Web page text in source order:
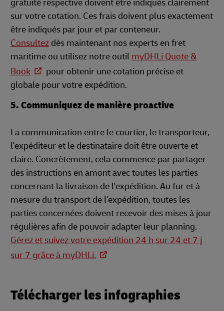
gratuité respective doivent être indiqués clairement
sur votre cotation. Ces frais doivent plus exactement
être indiqués par jour et par conteneur.
Consultez dès maintenant nos experts en fret
maritime ou utilisez notre outil myDHLi Quote &
Book
pour obtenir une cotation précise et
globale pour votre expédition.
5. Communiquez de manière proactive
La communication entre le courtier, le transporteur,
l'expéditeur et le destinataire doit être ouverte et
claire. Concrètement, cela commence par partager
des instructions en amont avec toutes les parties
concernant la livraison de l'expédition. Au fur et à
mesure du transport de l'expédition, toutes les
parties concernées doivent recevoir des mises à jour
régulières afin de pouvoir adapter leur planning.
Gérez et suivez votre expédition 24 h sur 24 et 7 j
sur 7 grâce à myDHLi.
Télécharger les infographies